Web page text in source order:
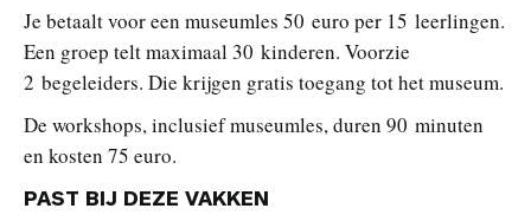
Je betaalt voor een museumles 50 euro per 15 leerlingen.
Een groep telt maximaal 30 kinderen. Voorzie
2 begeleiders. Die krijgen gratis toegang tot het museum.
De workshops, inclusief museumles, duren 90 minuten
en kosten 75 euro.
PAST BIJ DEZE VAKKEN